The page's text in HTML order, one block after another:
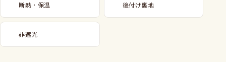
断熱・保温 後付け裏地
非遮光